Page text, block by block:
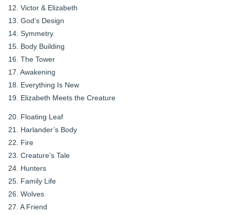
12. Victor & Elizabeth
13. God’s Design
14. Symmetry
15. Body Building
16. The Tower
17. Awakening
18. Everything Is New
19. Elizabeth Meets the Creature
20. Floating Leaf
21. Harlander’s Body
22. Fire
23. Creature’s Tale
24. Hunters
25. Family Life
26. Wolves
27. A Friend